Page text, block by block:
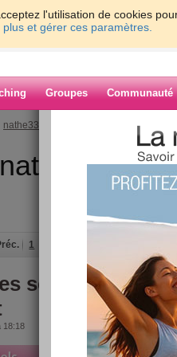
l'utilisation de cookies
plus et gérer ces paramètres.
Groupes Communauté
nathe3305
1
secrets
18:18